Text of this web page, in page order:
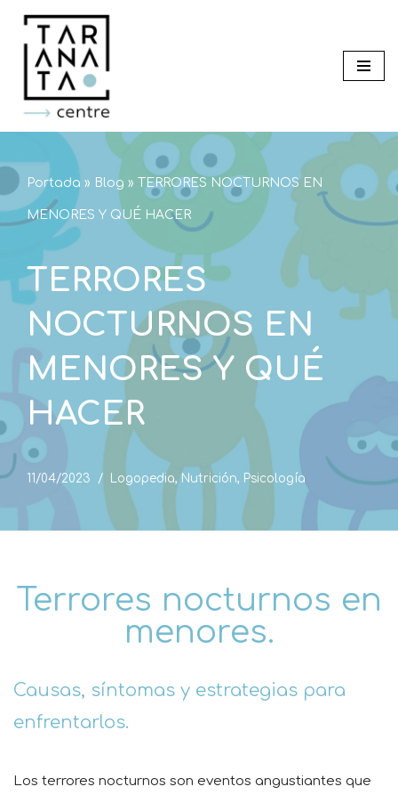
Saltar
contenido
Portada » Blog » TERRORES NOCTURNOS EN
MENORES Y QUÉ HACER
TERRORES
NOCTURNOS EN
MENORES Y QUÉ
HACER
11/04/2023 Logopedia,Nutrición, Psicología
Terrores nocturnos en
menores.
Causas, síntomas y estrategias para
enfrentarlos.
Los terrores nocturnos son eventos angustiantes que